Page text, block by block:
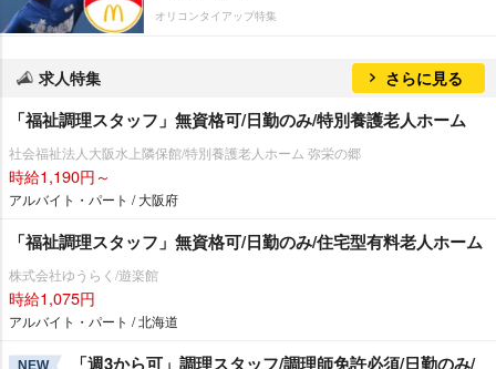
オリコンタイアップ特集
求人特集 さらに見る
「福祉調理スタッフ」無資格可/日勤のみ/特別養護老人ホーム
社会福祉法人大阪水上隣保館/特別養護老人ホーム 弥栄の郷
時給1,190円～
アルバイト・パート / 大阪府
「福祉調理スタッフ」無資格可/日勤のみ/住宅型有料老人ホーム
株式会社ゆうらく/遊楽館
時給1,075円
アルバイト・パート / 北海道
「週3から可」調理スタッフ/調理師免許必須/日勤のみ/